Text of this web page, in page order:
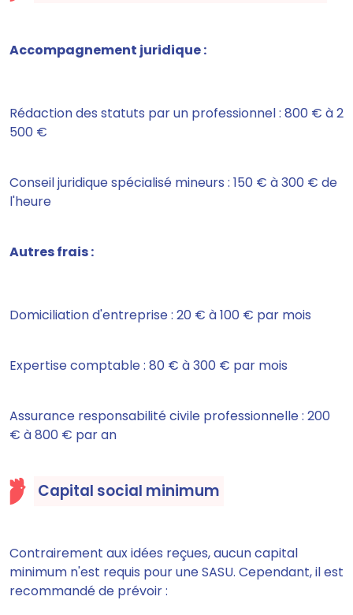
Accompagnement juridique :
Rédaction des statuts par un professionnel : 800 € à 2
500 €
Conseil juridique spécialisé mineurs : 150 € à 300 € de
l'heure
Autres frais :
Domiciliation d'entreprise : 20 € à 100 € par mois
Expertise comptable : 80 € à 300 € par mois
Assurance responsabilité civile professionnelle : 200
€ à 800 € par an
Capital social minimum
Contrairement aux idées reçues, aucun capital
minimum n'est requis pour une SASU. Cependant, il est
recommandé de prévoir :